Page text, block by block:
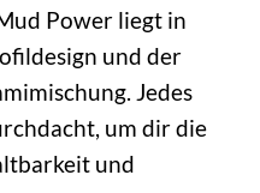
Power liegt in
und der
Jedes
um dir die
und